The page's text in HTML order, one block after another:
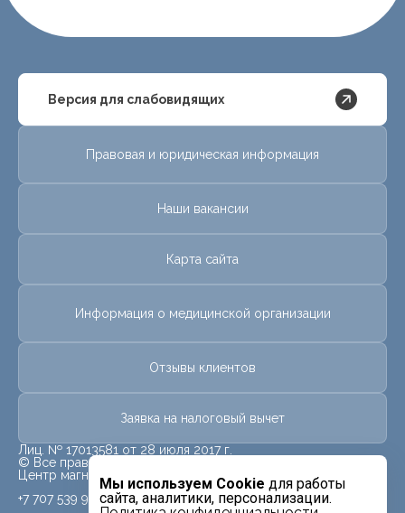
Мы используем Cookie для работы
сайта, аналитики, персонализации.
Версия для слабовидящих
Правовая и юридическая информация
Наши вакансии
Карта сайта
Информация о медицинской организации
Отзывы клиентов
Заявка на налоговый вычет
Лиц. № 17013581 от 28 июля 2017 г.
© Все права защищены.
Центр магнитно-резонансной томографии «МРТ Лидер»
+7 707 539 9959